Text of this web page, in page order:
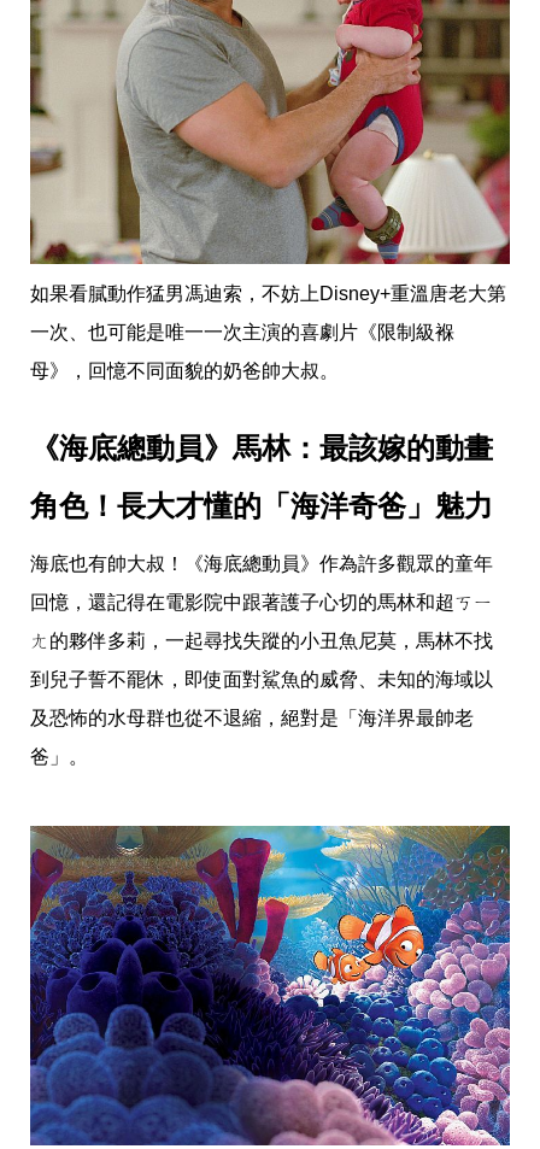
如果看膩動作猛男馮迪索，不妨上Disney+重溫唐老大第
一次、也可能是唯一一次主演的喜劇片《限制級褓
母》，回憶不同面貌的奶爸帥大叔。
《海底總動員》馬林：最該嫁的動畫
角色！長大才懂的「海洋奇爸」魅力
海底也有帥大叔！《海底總動員》作為許多觀眾的童年
回憶，還記得在電影院中跟著護子心切的馬林和超ㄎㄧ
ㄤ的夥伴多莉，一起尋找失蹤的小丑魚尼莫，馬林不找
到兒子誓不罷休，即使面對鯊魚的威脅、未知的海域以
及恐怖的水母群也從不退縮，絕對是「海洋界最帥老
爸」。